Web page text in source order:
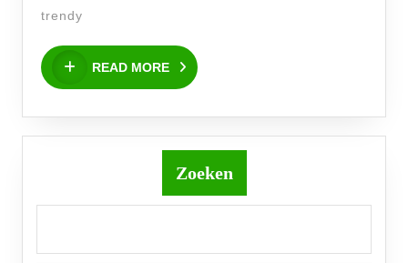
trendy
READ MORE
READ
MORE
Zoeken